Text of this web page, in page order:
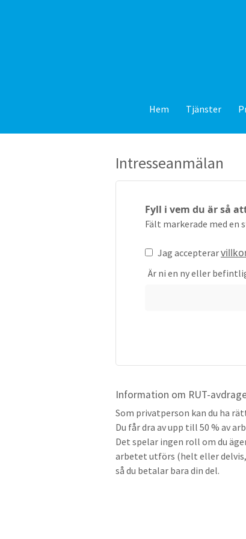
Hem Tjänster
Intresseanmälan
Fyll i vem du är så
Fält markerade med en
Jag accepterar
Är ni en ny eller
Information om RUT-
Som privatperson kan du ha
Du får dra av upp till 50 % av
Det spelar ingen roll om du
arbetet utförs (helt eller
så du betalar bara din del.